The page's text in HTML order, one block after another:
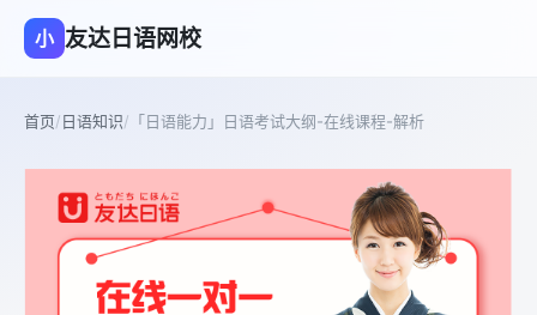
小 友达日语网校
首页/日语知识/ 「日语能力」日语考试大纲-在线课程-解析